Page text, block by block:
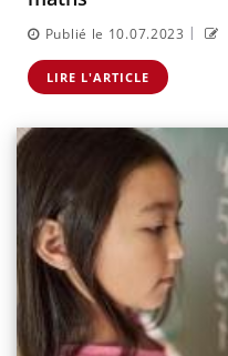
Publié le 10.07.2023 |
LIRE L'ARTICLE